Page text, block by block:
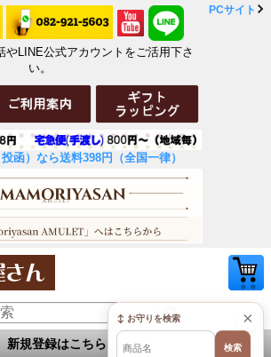
やLINE公式アカウントをご活用下さ
い。
函）なら送料398円（全国一律）
PCサイト
新規登録はこちら お問い合せ
×
↕ お守りを検索
検索